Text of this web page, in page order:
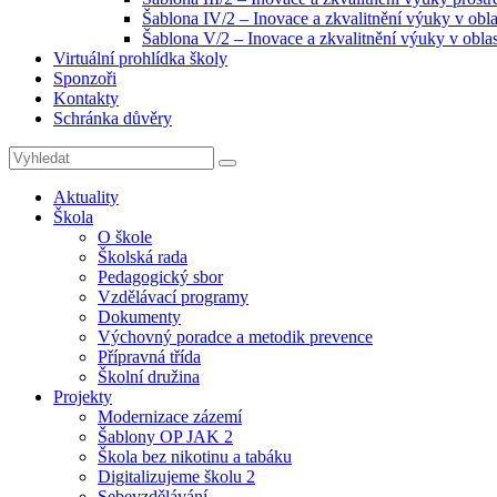
Šablona IV/2 – Inovace a zkvalitnění výuky v
Šablona V/2 – Inovace a zkvalitnění výuky v
Virtuální prohlídka školy
Sponzoři
Kontakty
Schránka důvěry
Search
for:
Search
Aktuality
Škola
O škole
Školská rada
Pedagogický sbor
Vzdělávací programy
Dokumenty
Výchovný poradce a metodik prevence
Přípravná třída
Školní družina
Projekty
Modernizace zázemí
Šablony OP JAK 2
Škola bez nikotinu a tabáku
Digitalizujeme školu 2